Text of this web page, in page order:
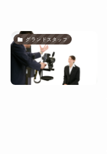
グランドスタッフ